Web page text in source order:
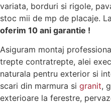
variata, borduri si rigole,
stoc mii de mp de placaje.
oferim 10 ani garantie !
Asiguram montaj
trepte contratrepte, alei
naturala pentru exterior si
scari din marmura si granit,
exterioare la ferestre,